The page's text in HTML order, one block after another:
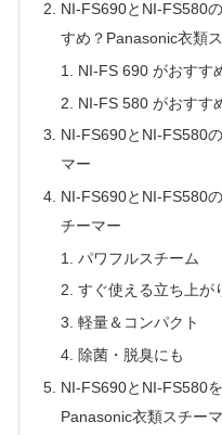
NI-FS690とNI-FS580
すめ？Panasonic衣類
NI-FS 690 がおすす
NI-FS 580 がおすす
NI-FS690とNI-FS580
マー
NI-FS690とNI-FS580
チーマー
パワフルスチーム
すぐ使える立ち上が
軽量＆コンパクト
除菌・脱臭にも
NI-FS690とNI-FS580
Panasonic衣類スチー